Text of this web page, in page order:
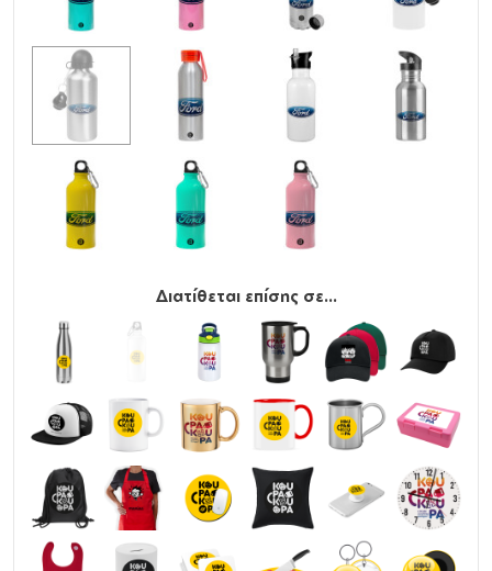
Διατίθεται επίσης σε...